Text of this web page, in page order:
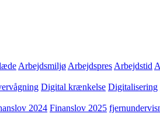
Arbejdsmiljø Arbejdspres Arbejdstid
Digital krænkelse Digitalisering
2024 Finanslov 2025